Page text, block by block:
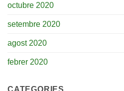
octubre 2020
setembre 2020
agost 2020
febrer 2020
CATEGORIES